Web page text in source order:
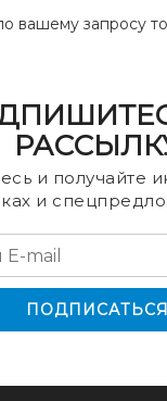
вашему запросу
и получайте
и